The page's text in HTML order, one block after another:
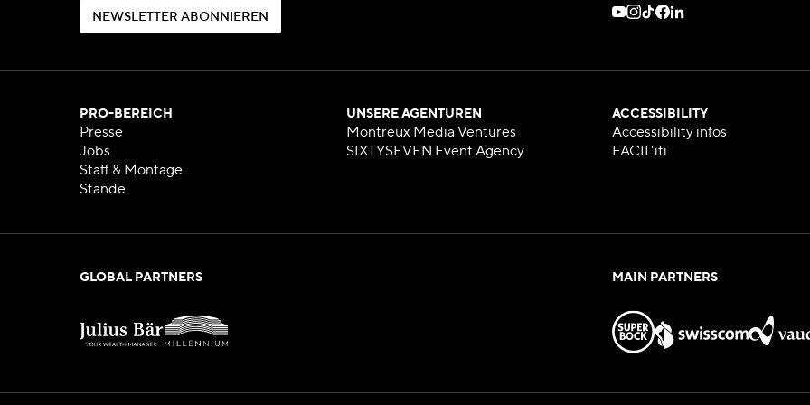
N EWS L E E R A BO N N E R E N
NEWSLETTER ABONNIEREN
PRO-BEREICH
Presse
Jobs
Staff & Montage
Stände
UNSERE AGENTUREN
Montreux Media Ventures
SIXTYSEVEN Event Agency
ACCESSIBILITY
Accessibility infos
FACIL'iti
GLOBAL PARTNERS MAIN PARTNERS